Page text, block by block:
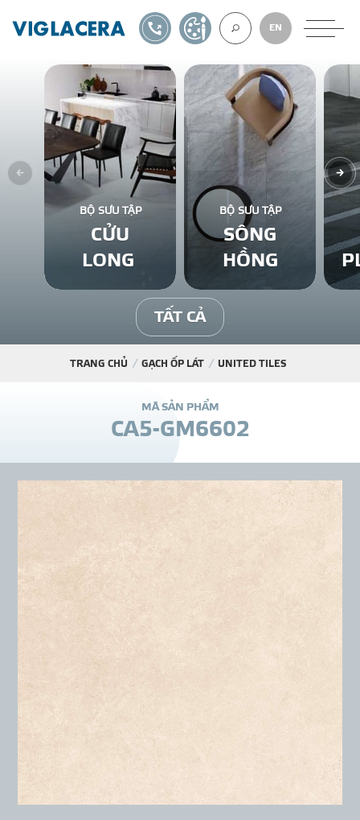
VỀ CHÚNG
GẠCH ỐP LÁT
BÊ TÔNG KHÍ
NGÓI LỢP
KÊNH PHÂN
THƯ
TIN CHUYÊN MÔN
EN
1900561582TỰ THIẾT KẾ
BỘ SƯU TẬP
CỬU
LONG
BỘ SƯU TẬP
SÔNG
HỒNG
TẤT CẢ
TRANG CHỦ GẠCH ỐP LÁT UNITED TILES
MÃ SẢN PHẨM
CA5-GM6602